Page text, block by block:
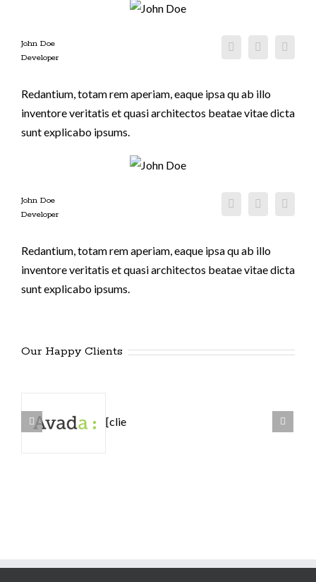
John Doe
Developer
Redantium, totam rem aperiam, eaque ipsa qu ab illo
inventore veritatis et quasi architectos beatae vitae dicta
sunt explicabo ipsums.
John Doe
Developer
Redantium, totam rem aperiam, eaque ipsa qu ab illo
inventore veritatis et quasi architectos beatae vitae dicta
sunt explicabo ipsums.
Our Happy Clients
[clie